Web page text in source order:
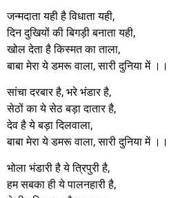
जन्मदाता यही है विधाता यही,
दिन दुखियों की बिगड़ी बनाता यही,
खोल देता है किस्मत का ताला,
बाबा मेरा ये डमरू वाला, सारी दुनिया में ।।
सांचा दरबार है, भरे भंडार है,
सेठों का ये सेठ बड़ा दातार है,
देव है ये बड़ा दिलवाला,
बाबा मेरा ये डमरू वाला, सारी दुनिया में ।।
भोला भंडारी है ये त्रिपुरी है,
हम सबका ही ये पालनहारी है,